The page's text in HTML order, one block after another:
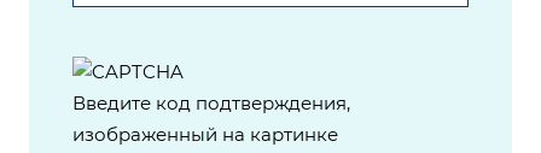
Введите код подтверждения,
изображенный на картинке